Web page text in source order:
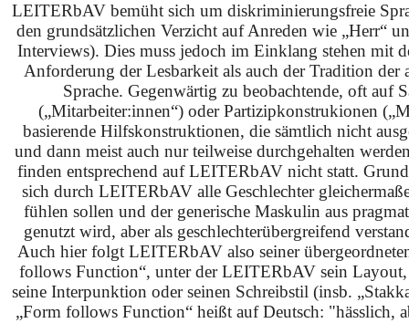
LEITERbAV bemüht sich um diskriminierungsfreie
den grundsätzlichen Verzicht auf Anreden wie „Herr“
Interviews). Dies muss jedoch im Einklang stehen mit
Anforderung der Lesbarkeit als auch der Tradition der
Sprache. Gegenwärtig zu beobachtende, oft auf
(„Mitarbeiter:innen“) oder Partizipkonstrukionen
basierende Hilfskonstruktionen, die sämtlich nicht
und dann meist auch nur teilweise durchgehalten
finden entsprechend auf LEITERbAV nicht statt.
sich durch LEITERbAV alle Geschlechter
fühlen sollen und der generische Maskulin aus
genutzt wird, aber als geschlechterübergreifend
Auch hier folgt LEITERbAV also seiner
follows Function“, unter der LEITERbAV sein Layout,
seine Interpunktion oder seinen Schreibstil (insb.
„Form follows Function“ heißt auf Deutsch: "hässlich,